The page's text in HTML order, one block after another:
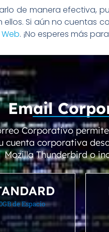
de manera efectiva,
Si aún no cuentas
. ¡No esperes más
Email
Corporativo
cuenta corporativa
Mozilla Thunderbird o
de Espacio